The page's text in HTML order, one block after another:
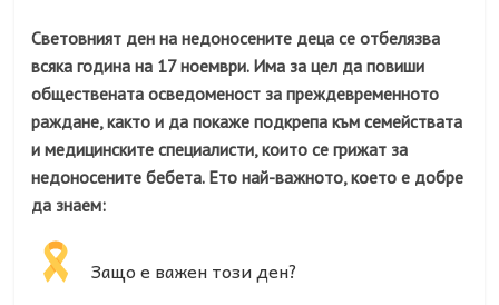
Световният ден на недоносените деца се отбелязва
всяка година на 17 ноември. Има за цел да повиши
обществената осведоменост за преждевременното
раждане, както и да покаже подкрепа към семействата
и медицинските специалисти, които се грижат за
недоносените бебета. Ето най-важното, което е добре
да знаем:
Защо е важен този ден?